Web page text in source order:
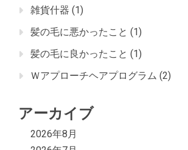
雑貨什器 (1)
髪の毛に悪かったこと (1)
髪の毛に良かったこと (1)
Ｗアプローチヘアプログラム (2)
アーカイブ
2026年8月